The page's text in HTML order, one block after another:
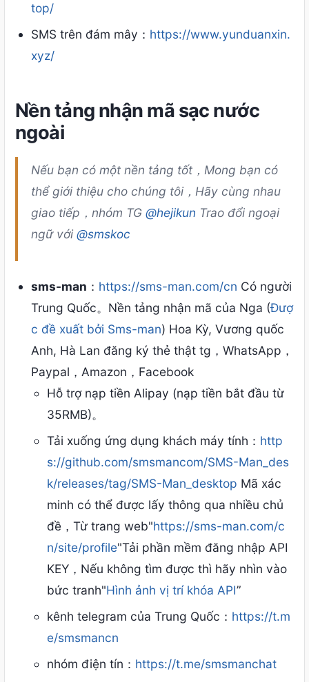
top/
SMS trên đám mây： https://www.yunduanxin.
xyz/
Nền tảng nhận mã sạc nước
ngoài
Nếu bạn có một nền tảng tốt，Mong bạn có
thể giới thiệu cho chúng tôi，Hãy cùng nhau
giao tiếp，nhóm TG @hejikun Trao đổi ngoại
ngữ với @smskoc
sms-man ： https://sms-man.com/cn Có người
Trung Quốc。Nền tảng nhận mã của Nga (Đượ
c đề xuất bởi Sms-man) Hoa Kỳ, Vương quốc
Anh, Hà Lan đăng ký thẻ thật tg，WhatsApp，
Paypal，Amazon，Facebook
Hỗ trợ nạp tiền Alipay (nạp tiền bắt đầu từ
35RMB)。
Tải xuống ứng dụng khách máy tính： http
s://github.com/smsmancom/SMS-Man_des
k/releases/tag/SMS-Man_desktop Mã xác
minh có thể được lấy thông qua nhiều chủ
đề，Từ trang web"https://sms-man.com/c
n/site/profile"Tải phần mềm đăng nhập API
KEY，Nếu không tìm được thì hãy nhìn vào
bức tranh"Hình ảnh vị trí khóa API”
kênh telegram của Trung Quốc： https://t.m
e/smsmancn
nhóm điện tín： https://t.me/smsmanchat